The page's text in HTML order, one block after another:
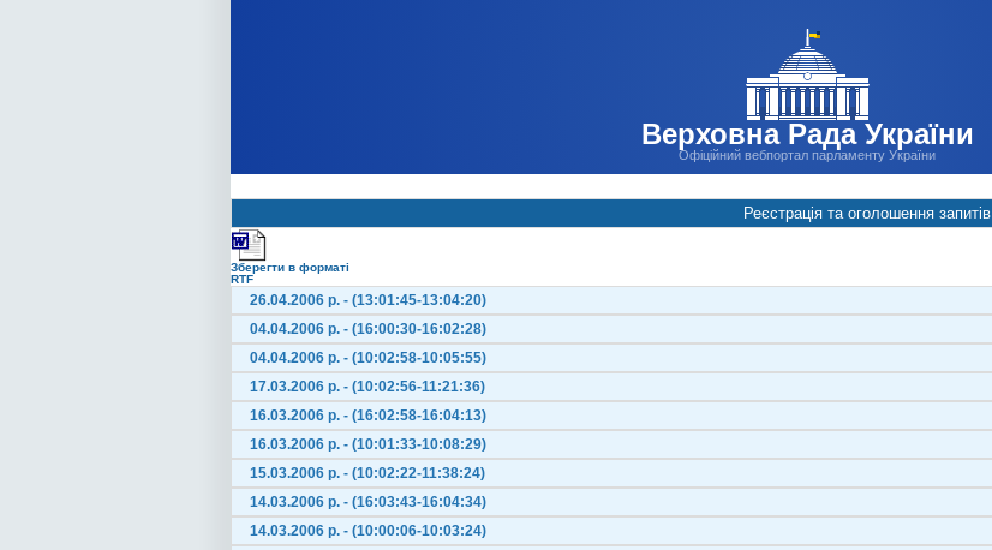
Верховна Рада України
Офіційний вебпортал парламенту України
Реєстрація та оголошення запитів
Зберегти в форматі
RTF
26.04.2006 р. - (13:01:45-13:04:20)
04.04.2006 р. - (16:00:30-16:02:28)
04.04.2006 р. - (10:02:58-10:05:55)
17.03.2006 р. - (10:02:56-11:21:36)
16.03.2006 р. - (16:02:58-16:04:13)
16.03.2006 р. - (10:01:33-10:08:29)
15.03.2006 р. - (10:02:22-11:38:24)
14.03.2006 р. - (16:03:43-16:04:34)
14.03.2006 р. - (10:00:06-10:03:24)